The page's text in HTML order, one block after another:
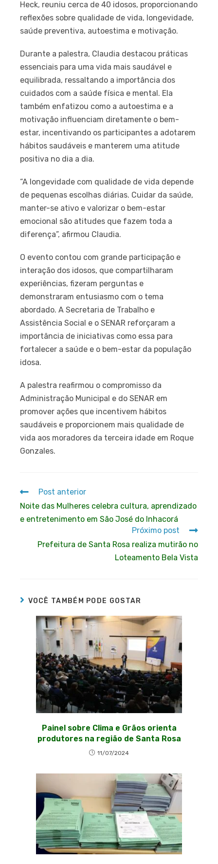
Heck, reuniu cerca de 40 idosos, proporcionando
reflexões sobre qualidade de vida, longevidade,
saúde preventiva, autoestima e motivação.
Durante a palestra, Claudia destacou práticas
essenciais para uma vida mais saudável e
equilibrada, ressaltando a importância dos
cuidados com a saúde física e mental. Ela
também enfatizou como a autoestima e a
motivação influenciam diretamente o bem-
estar, incentivando os participantes a adotarem
hábitos saudáveis e manterem uma atitude
positiva no dia a dia.
“A longevidade com qualidade de vida depende
de pequenas escolhas diárias. Cuidar da saúde,
manter-se ativo e valorizar o bem-estar
emocional são atitudes que fazem toda a
diferença”, afirmou Claudia.
O evento contou com grande participação e
interação dos idosos, que compartilharam
experiências, fizeram perguntas e
demonstraram entusiasmo com o tema
abordado. A Secretaria de Trabalho e
Assistência Social e o SENAR reforçaram a
importância de iniciativas como essa para
fortalecer a saúde e o bem-estar da população
idosa.
A palestra reafirmou o compromisso da
Administração Municipal e do SENAR em
promover ações que incentivem hábitos
saudáveis e proporcionem mais qualidade de
vida aos moradores da terceira idade em Roque
Gonzales.
Post anterior
Noite das Mulheres celebra cultura, aprendizado
e entretenimento em São José do Inhacorá
Próximo post
Prefeitura de Santa Rosa realiza mutirão no
Loteamento Bela Vista
VOCÊ TAMBÉM PODE GOSTAR
Painel sobre Clima e Grãos orienta
produtores na região de Santa Rosa
11/07/2024